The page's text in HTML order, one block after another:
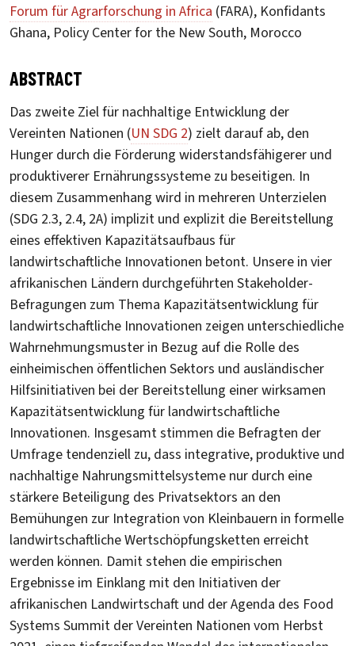
Forum für Agrarforschung in Africa (FARA), Konfidants
Ghana, Policy Center for the New South, Morocco
ABSTRACT
Das zweite Ziel für nachhaltige Entwicklung der
Vereinten Nationen (UN SDG 2) zielt darauf ab, den
Hunger durch die Förderung widerstandsfähigerer und
produktiverer Ernährungssysteme zu beseitigen. In
diesem Zusammenhang wird in mehreren Unterzielen
(SDG 2.3, 2.4, 2A) implizit und explizit die Bereitstellung
eines effektiven Kapazitätsaufbaus für
landwirtschaftliche Innovationen betont. Unsere in vier
afrikanischen Ländern durchgeführten Stakeholder-
Befragungen zum Thema Kapazitätsentwicklung für
landwirtschaftliche Innovationen zeigen unterschiedliche
Wahrnehmungsmuster in Bezug auf die Rolle des
einheimischen öffentlichen Sektors und ausländischer
Hilfsinitiativen bei der Bereitstellung einer wirksamen
Kapazitätsentwicklung für landwirtschaftliche
Innovationen. Insgesamt stimmen die Befragten der
Umfrage tendenziell zu, dass integrative, produktive und
nachhaltige Nahrungsmittelsysteme nur durch eine
stärkere Beteiligung des Privatsektors an den
Bemühungen zur Integration von Kleinbauern in formelle
landwirtschaftliche Wertschöpfungsketten erreicht
werden können. Damit stehen die empirischen
Ergebnisse im Einklang mit den Initiativen der
afrikanischen Landwirtschaft und der Agenda des Food
Systems Summit der Vereinten Nationen vom Herbst